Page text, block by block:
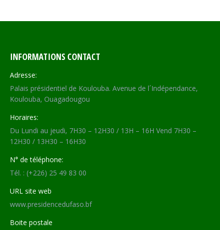
INFORMATIONS CONTACT
Adresse:
Palais présidentiel de Koulouba. Avenue de l´Indépendance,
Koulouba, Ouagadougou
Horaires:
Du Lundi au jeudi, 7H30 – 12H30 / 13H – 16H Vend 7H30 –
12H30 / 13H30 – 16H30
N° de téléphone:
Tél. : (+226) 25 49 83 00
URL site web
www.presidencedufaso.bf
Boite postale